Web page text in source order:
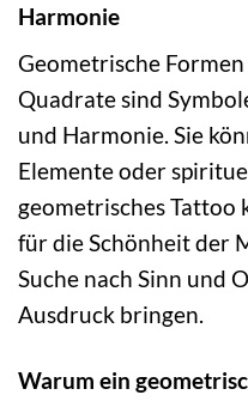
Harmonie
Geometrische
Quadrate sind
und Harmonie. Sie
Elemente oder
geometrisches Tattoo
für die Schönheit der
Suche nach Sinn und
Ausdruck bringen.
Warum ein